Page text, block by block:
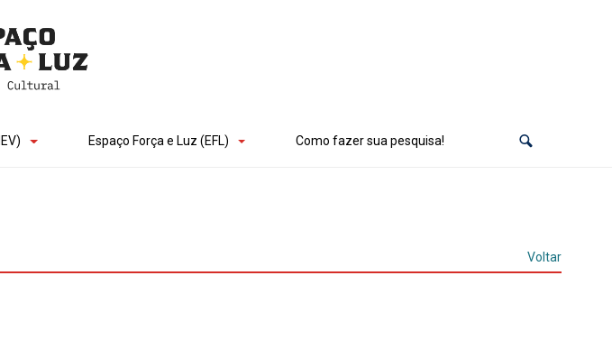
Espaço Força e Luz (EFL) Como fazer sua pesquisa!
Voltar